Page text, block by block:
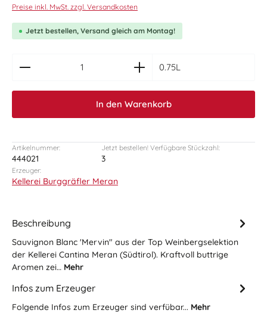
Preise inkl. MwSt. zzgl. Versandkosten
Jetzt bestellen, Versand gleich am Montag!
0.75L
In den Warenkorb
Artikelnummer:
444021
Jetzt bestellen! Verfügbare Stückzahl:
3
Erzeuger:
Kellerei Burggräfler Meran
Beschreibung
Sauvignon Blanc 'Mervin" aus der Top Weinbergselektion
der Kellerei Cantina Meran (Südtirol). Kraftvoll buttrige
Aromen zei… Mehr
Infos zum Erzeuger
Folgende Infos zum Erzeuger sind verfübar... Mehr